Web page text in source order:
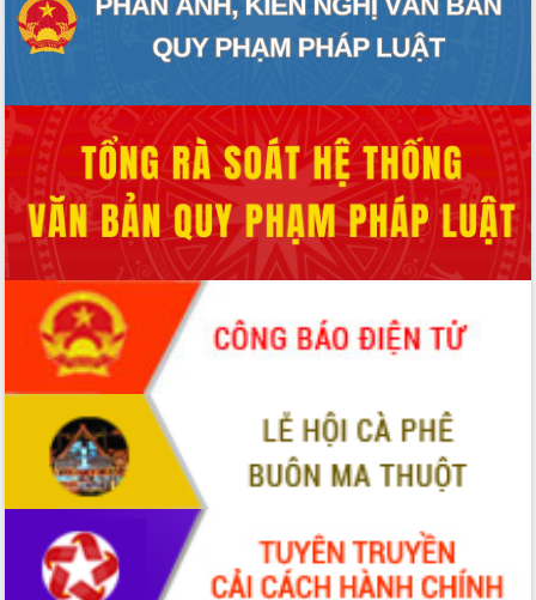
Khơi thông điểm nghẽn, đẩy nhanh
giải ngân vốn khắc phục thiên tai
Hội thảo góp ý hồ sơ điều chỉnh quy
hoạch tỉnh Đắk Lắk thời kỳ 2021-2030,
tầm nhìn đến năm 2050
Nâng cao hiệu quả hoạt động của các
doanh nghiệp nhà nước
Hội nghị triển khai kết nối mạng
truyền số liệu chuyên dùng phục vụ cơ
quan Đảng, Nhà nước
Lễ phát động chuỗi hoạt động chung
tay làm sạch môi trường
Xã Ea Kar bước chuyển mình trong
công tác cải cách hành chính mô hình
UBND tỉnh họp báo định kỳ tháng 4
năm 2026
Hội thảo khoa học “Giải pháp thúc đẩy
phát triển nền kinh tế xanh tại tỉnh
Đắk Lắk”